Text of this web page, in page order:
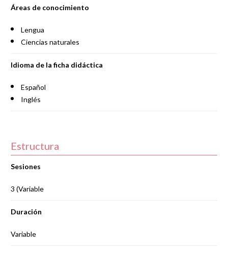
Áreas de conocimiento
Lengua
Ciencias naturales
Idioma de la ficha didáctica
Español
Inglés
Estructura
Sesiones
3 (Variable
Duración
Variable